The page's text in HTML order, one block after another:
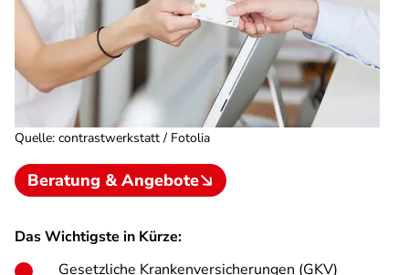
Quelle: contrastwerkstatt / Fotolia
Beratung & Angebote
Das Wichtigste in Kürze:
Gesetzliche Krankenversicherungen (GKV)